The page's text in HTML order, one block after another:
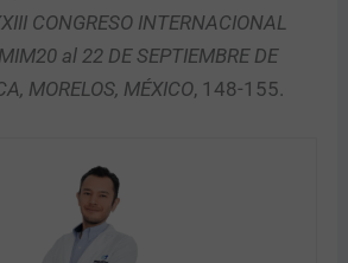
CONGRESO INTERNACIONAL
al 22 DE SEPTIEMBRE DE
MORELOS, MÉXICO, 148-155.